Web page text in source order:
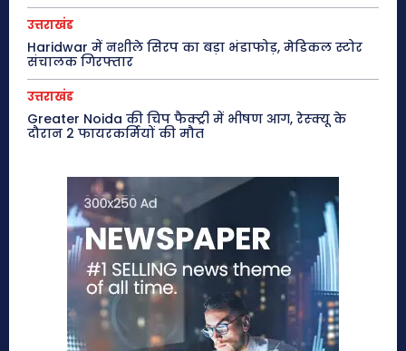
उत्तराखंड
Haridwar में नशीले सिरप का बड़ा भंडाफोड़, मेडिकल स्टोर
संचालक गिरफ्तार
उत्तराखंड
Greater Noida की चिप फैक्ट्री में भीषण आग, रेस्क्यू के
दौरान 2 फायरकर्मियों की मौत